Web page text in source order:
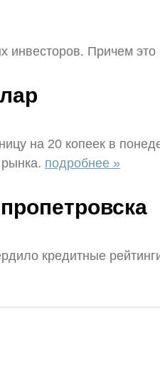
Причем
на 20 копеек в
подробнее »
кредитные